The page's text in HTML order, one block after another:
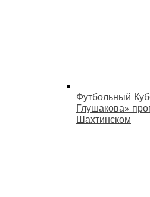
Футбольный
Глушакова»
Шахтинском